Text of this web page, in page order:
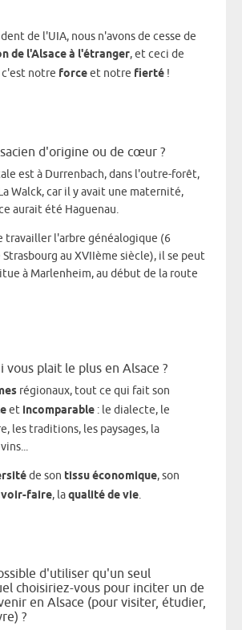
de l'UIA, nous n'avons de cesse de
de l'Alsace à l'étranger, et ceci de
c'est notre forceet notre fierté !
d'origine ou de cœur ?
est à Durrenbach, dans l'outre-forêt,
Walck, car il y avait une maternité,
aurait été Haguenau.
travailler l'arbre généalogique (6
au XVIIème siècle), il se peut
à Marlenheim, au début de la route
vous plait le plus en Alsace ?
régionaux, tout ce qui fait son
et incomparable : le dialecte, le
les traditions, les paysages, la
de son tissu économique, son
faire, laqualité de vie
d'utiliser qu'un seul
choisiriez-vous pour inciter un de
en Alsace (pour visiter, étudier,
?